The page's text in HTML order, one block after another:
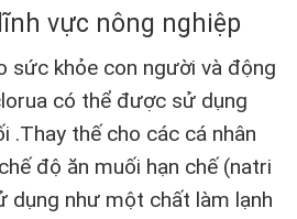
vực nông nghiệp
sức khỏe con người và động
có thể được sử dụng
.Thay thế cho các cá nhân
độ ăn muối hạn chế (natri
dụng như một chất làm lạnh